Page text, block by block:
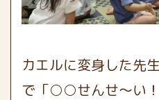
カエルに変身した先
で「○○せんせ～い